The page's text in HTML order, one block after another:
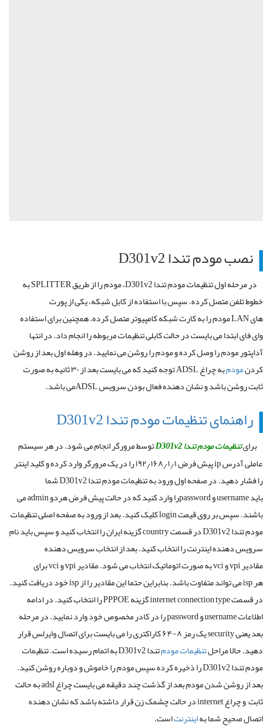
نصب مودم تنداD301v2
در مرحله اول تنظیمات مودم تندا D301v2، مودم را از طریق SPLITTERبه
خطوط تلفن متصل کرده. سپس با استفاده از کابل شبکه، یکی از پورت
هایLANمودم را به کارت شبکه کامپیوتر متصل کرده. همچنین برای استفاده
وای فای ابتدا می بایست در حالت کابلی تنظیمات مربوطه را انجام داد. در انتها
آداپتور مودم را وصل کرده و مودم را روشن می نمایید. در وهله اول بعد از روشن
کردنمودمبه چراغADSL
توجه کنید که می بایست بعد از ۳۰ ثانیه به صورت
ثابت روشن باشد و نشان دهنده فعال بودن سرویسADSLمی باشد.
راهنمای تنظیمات مودم تندا D301v2
برایتنظیمات مودم تندا D301v2
توسط مرورگر انجام می شود. در هر سیستم
عاملی آدرسip
پیش فرض ۱۹۲٫۱۶۸٫۱٫۱ را در یک مرورگر وارد کرده و کلید اینتر
را فشار دهید. در صفحه اول ورود به تنظیمات مودم تندا D301v2 شما
بایدusernameوpasswordرا وارد کنید که در حالت پیش فرض هردوadminمی
باشند. سپس بر روی قیمتloginکلیک کنید. بعد از ورود به صفحه اصلی تنظیمات
مودم تندا D301v2 در قسمت
countryگزینه ایران را انتخاب کنید و سپس باید نام
سرویس دهنده اینترنت را انتخاب کنید. بعد از انتخاب سرویس دهنده
مقادیرvpiوvciبه صورت اتوماتیک انتخاب می شود. مقادیرvpiوvciبرای
هرispمی تواند متفاوت باشد. بنابراین حتما این مقادیر را ازispخود دریافت کنید.
در قسمتinternet connection typeگزینهPPPOEرا انتخاب کنید. در ادامه
اطلاعاتusernameوpasswordرا در کادر مخصوص خود وارد نمایید. در مرحله
بعد یعنیsecurity
یک رمز ۸-۶۴ کاراکتری را می بایست برای اتصال وایرلس قرار
دهید. حالا مراحلتنظیمات مودم
تندا D301v2 به اتمام رسیده است. تنظیمات
مودم تندا D301v2 را ذخیره کرده سپس مودم را خاموش و دوباره روشن کنید.
بعد از روشن شدن مودم بعد از گذشت چند دقیقه می بایست چراغadslبه حالت
ثابت و چراغinternetدر حالت چشمک زن قرار داشته باشد که نشان دهنده
اتصال صحیح شما بهاینترنتاست.